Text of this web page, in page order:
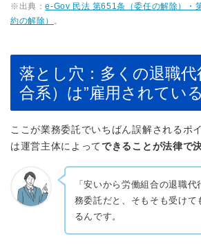
※出典：e-Gov 民法 第651条（委任の解除）・
約の解除）
。
落とし穴：多くの退職代
合系）は”雇用されてい
ここが業務委託でいちばん誤解されるポ
は運営主体によってできることが法律で
「安いから労働組合の退職
務委託だと、そもそも受けて
るんです。